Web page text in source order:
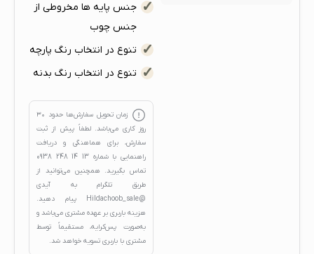
جنس پایه ها مخروطی از
جنس چوب
تنوع در انتخاب رنگ پارچه
تنوع در انتخاب رنگ بدنه
زمان تحویل سفارش‌ها حدود ۳۰
روز کاریمی‌باشد. لطفاً پیش از ثبت
سفارش، برای هماهنگی و دریافت
راهنمایی با شماره 13 14 248 0938
تماس بگیرید. همچنین می‌توانید از
طریق تلگرام به آیدی
@Hildachoob_sale
پیام دهید.
هزینه باربری بر عهده مشتری می‌باشد و
به‌صورت پس‌کرایه، مستقیماً توسط
مشتری با باربری تسویه خواهد شد.